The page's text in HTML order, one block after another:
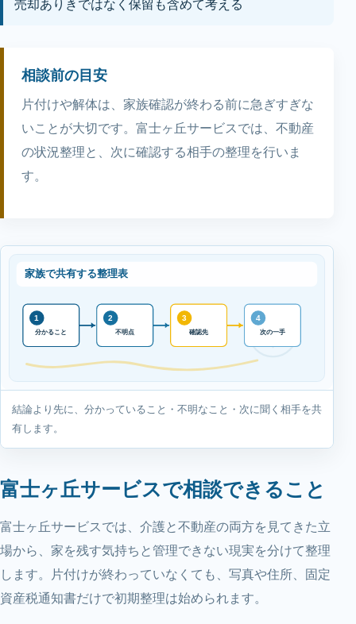
売却ありきではなく保留も含めて考える
相談前の目安
片付けや解体は、家族確認が終わる前に急ぎすぎな
いことが大切です。富士ヶ丘サービスでは、不動産
の状況整理と、次に確認する相手の整理を行いま
す。
家族で共有する整理表
1
分かること
2
不明点
3
確認先
4
次の一手
結論より先に、分かっていること・不明なこと・次に聞く相手を共
有します。
富士ヶ丘サービスで相談できること
富士ヶ丘サービスでは、介護と不動産の両方を見てきた立
場から、家を残す気持ちと管理できない現実を分けて整理
します。片付けが終わっていなくても、写真や住所、固定
資産税通知書だけで初期整理は始められます。